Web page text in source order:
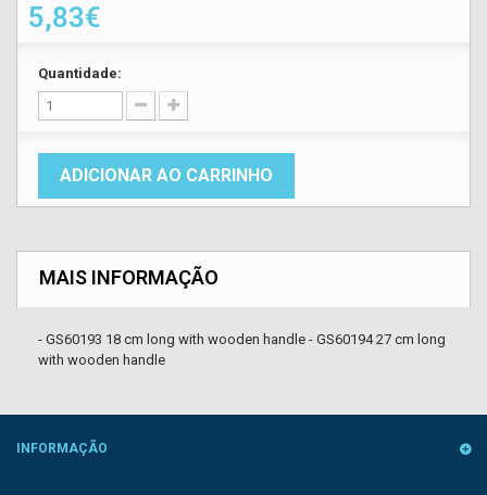
5,83€
Quantidade:
ADICIONAR AO CARRINHO
MAIS INFORMAÇÃO
- GS60193 18 cm long with wooden handle - GS60194 27 cm long
with wooden handle
INFORMAÇÃO